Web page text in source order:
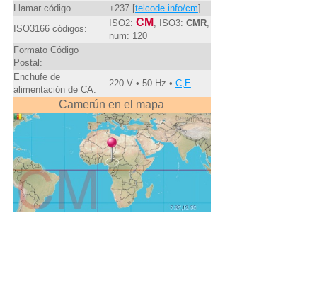
Llamar código
+237 [telcode.info/cm]
ISO3166 códigos:
ISO2: CM , ISO3: CMR,
num: 120
Formato Código
Postal:
Enchufe de
alimentación de CA:
220 V • 50 Hz • C,E
Camerún en el mapa